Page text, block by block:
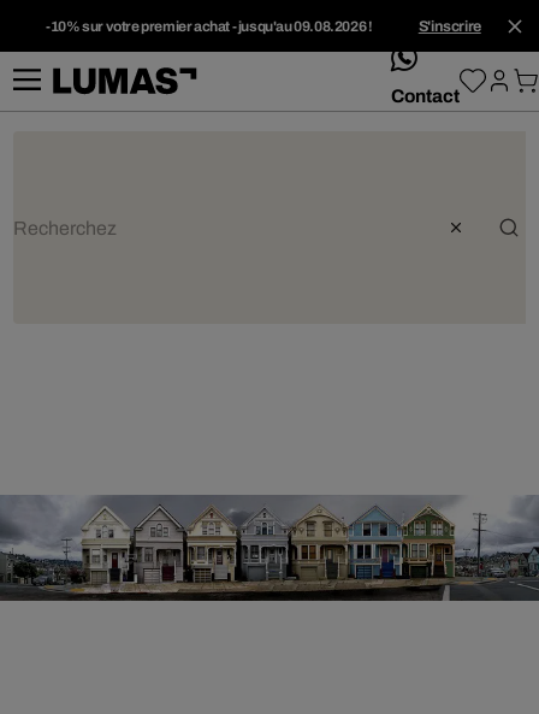
-10% sur votre premier achat - jusqu'au 09.08.2026 ! S'inscrire
whatsApp
Contact